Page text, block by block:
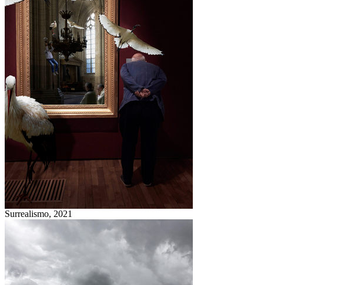
Surrealismo, 2021